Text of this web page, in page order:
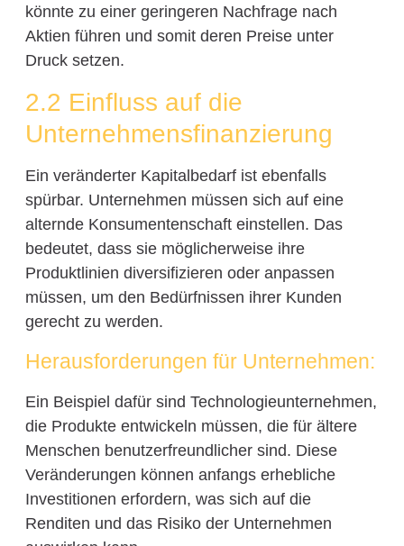
könnte zu einer geringeren Nachfrage nach
Aktien führen und somit deren Preise unter
Druck setzen.
2.2 Einfluss auf die
Unternehmensfinanzierung
Ein veränderter Kapitalbedarf ist ebenfalls
spürbar. Unternehmen müssen sich auf eine
alternde Konsumentenschaft einstellen. Das
bedeutet, dass sie möglicherweise ihre
Produktlinien diversifizieren oder anpassen
müssen, um den Bedürfnissen ihrer Kunden
gerecht zu werden.
Herausforderungen für Unternehmen:
Ein Beispiel dafür sind Technologieunternehmen,
die Produkte entwickeln müssen, die für ältere
Menschen benutzerfreundlicher sind. Diese
Veränderungen können anfangs erhebliche
Investitionen erfordern, was sich auf die
Renditen und das Risiko der Unternehmen